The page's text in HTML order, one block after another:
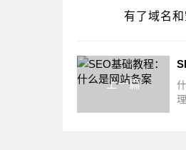
有了域名和
上一篇